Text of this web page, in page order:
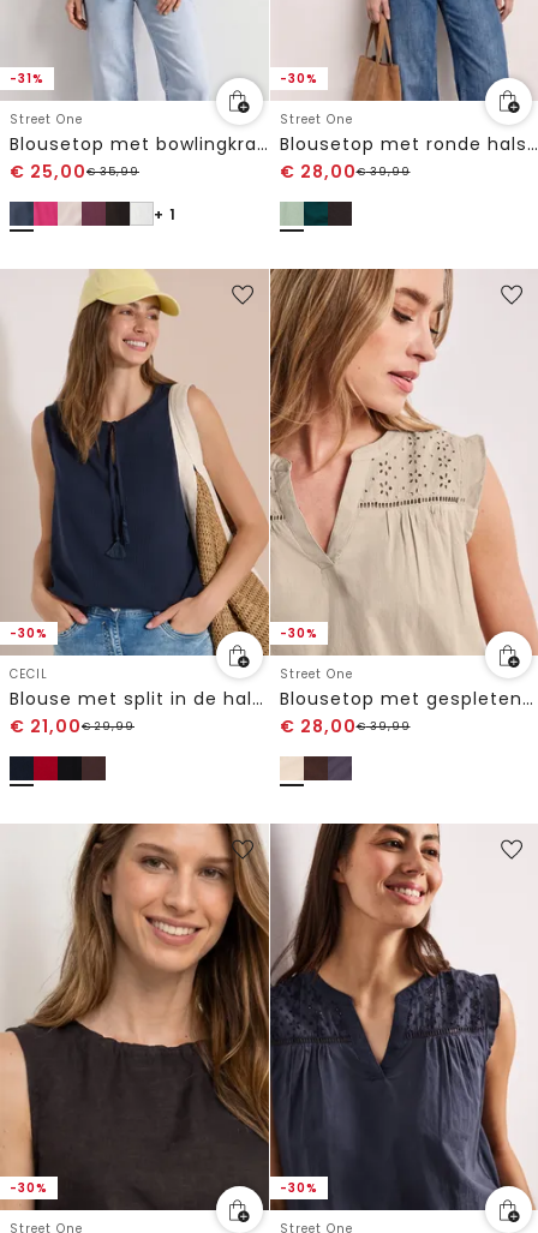
-31%
Street One
Blousetop met bowlingkraag en knoop
€ 25,00€35,99
+ 1
-30%
Street One
Blousetop met ronde hals in linnenmix
€ 28,00€39,99
-30%
CECIL
Blouse met split in de hals en bandjes
€ 21,00€29,99
-30%
Street One
Blousetop met gespleten hals en shiffley-details
€ 28,00€39,99
-30%
Street One
-30%
Street One